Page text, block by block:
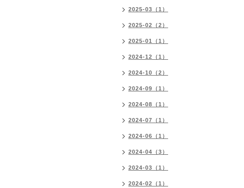
2025-03（1）
2025-02（2）
2025-01（1）
2024-12（1）
2024-10（2）
2024-09（1）
2024-08（1）
2024-07（1）
2024-06（1）
2024-04（3）
2024-03（1）
2024-02（1）